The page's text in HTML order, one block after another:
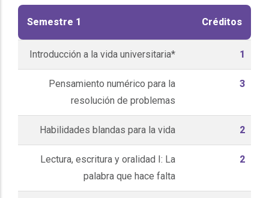
Semestre 1 Créditos
Introducción a la vida universitaria* 1
Pensamiento numérico para la
resolución de problemas
3
Habilidades blandas para la vida 2
Lectura, escritura y oralidad I: La
palabra que hace falta
2